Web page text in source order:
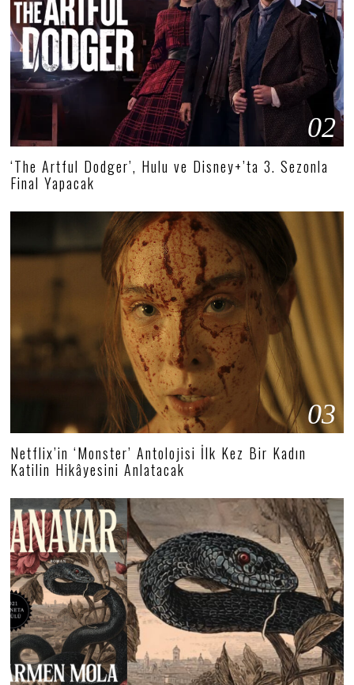
02
‘The Artful Dodger’, Hulu ve Disney+’ta 3. Sezonla
Final Yapacak
03
Netflix’in ‘Monster’ Antolojisi İlk Kez Bir Kadın
Katilin Hikâyesini Anlatacak